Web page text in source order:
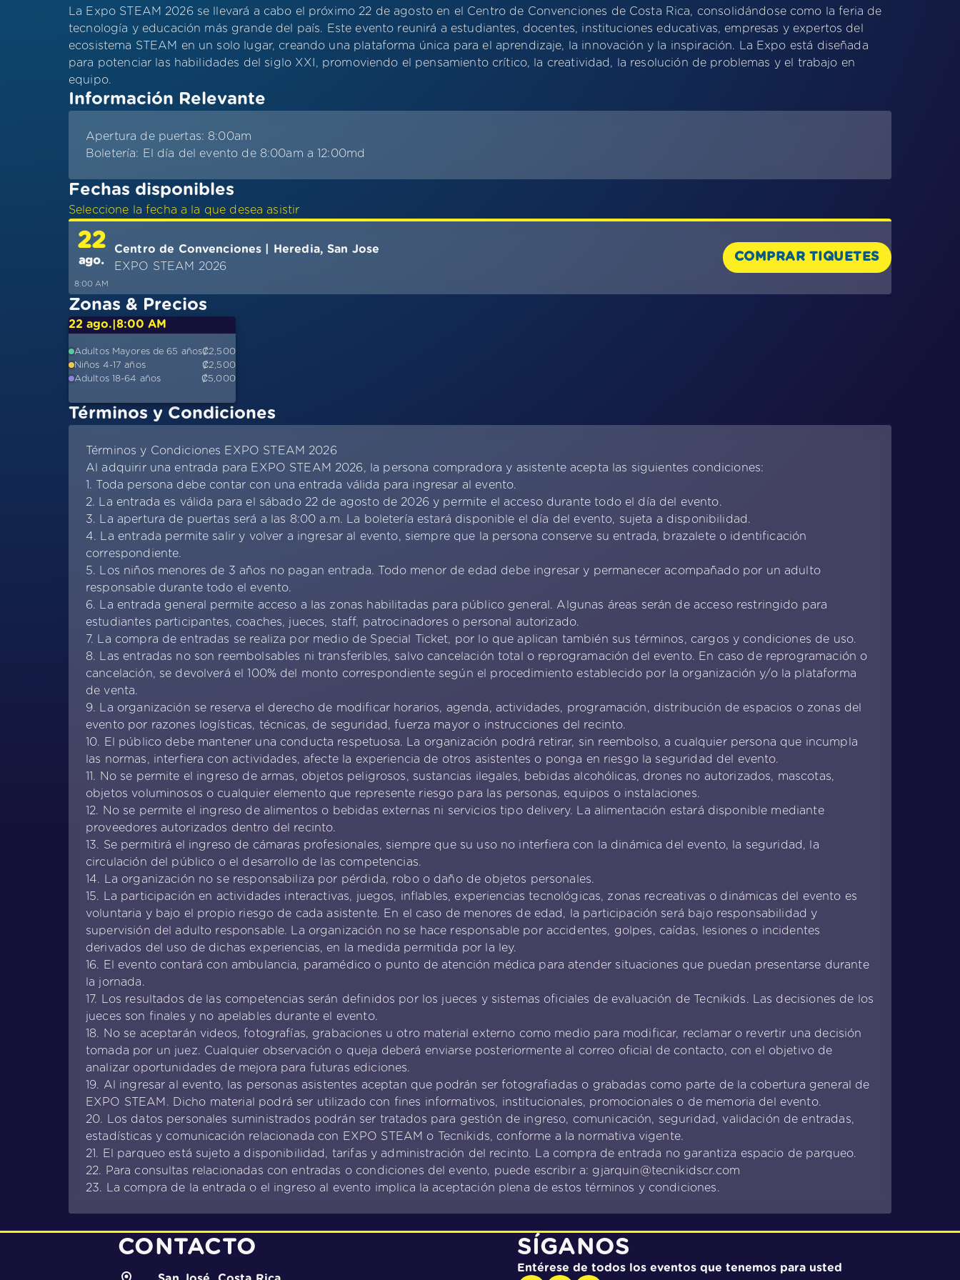
La Expo STEAM 2026 se llevará a cabo el próximo 22 de agosto en el Centro de Convenciones de Costa Rica, consolidándose como la feria de
tecnología y educación más grande del país. Este evento reunirá a estudiantes, docentes, instituciones educativas, empresas y expertos del
ecosistema STEAM en un solo lugar, creando una plataforma única para el aprendizaje, la innovación y la inspiración. La Expo está diseñada
para potenciar las habilidades del siglo XXI, promoviendo el pensamiento crítico, la creatividad, la resolución de problemas y el trabajo en
equipo.
Información Relevante
Apertura de puertas: 8:00am
Boletería: El día del evento de 8:00am a 12:00md
Fechas disponibles
Seleccione la fecha a la que desea asistir
22
ago.
8:00 AM
Centro de Convenciones | Heredia, San Jose
EXPO STEAM 2026
COMPRAR TIQUETES
Zonas & Precios
22 ago. |8:00 AM
Adultos Mayores de 65 años₡2,500
Niños 4-17 años
₡2,500
Adultos 18-64 años
₡5,000
Términos y Condiciones
Términos y Condiciones EXPO STEAM 2026
Al adquirir una entrada para EXPO STEAM 2026, la persona compradora y asistente acepta las siguientes condiciones:
1. Toda persona debe contar con una entrada válida para ingresar al evento.
2. La entrada es válida para el sábado 22 de agosto de 2026 y permite el acceso durante todo el día del evento.
3. La apertura de puertas será a las 8:00 a.m. La boletería estará disponible el día del evento, sujeta a disponibilidad.
4. La entrada permite salir y volver a ingresar al evento, siempre que la persona conserve su entrada, brazalete o identificación
correspondiente.
5. Los niños menores de 3 años no pagan entrada. Todo menor de edad debe ingresar y permanecer acompañado por un adulto
responsable durante todo el evento.
6. La entrada general permite acceso a las zonas habilitadas para público general. Algunas áreas serán de acceso restringido para
estudiantes participantes, coaches, jueces, staff, patrocinadores o personal autorizado.
7. La compra de entradas se realiza por medio de Special Ticket, por lo que aplican también sus términos, cargos y condiciones de uso.
8. Las entradas no son reembolsables ni transferibles, salvo cancelación total o reprogramación del evento. En caso de reprogramación o
cancelación, se devolverá el 100% del monto correspondiente según el procedimiento establecido por la organización y/o la plataforma
de venta.
9. La organización se reserva el derecho de modificar horarios, agenda, actividades, programación, distribución de espacios o zonas del
evento por razones logísticas, técnicas, de seguridad, fuerza mayor o instrucciones del recinto.
10. El público debe mantener una conducta respetuosa. La organización podrá retirar, sin reembolso, a cualquier persona que incumpla
las normas, interfiera con actividades, afecte la experiencia de otros asistentes o ponga en riesgo la seguridad del evento.
11. No se permite el ingreso de armas, objetos peligrosos, sustancias ilegales, bebidas alcohólicas, drones no autorizados, mascotas,
objetos voluminosos o cualquier elemento que represente riesgo para las personas, equipos o instalaciones.
12. No se permite el ingreso de alimentos o bebidas externas ni servicios tipo delivery. La alimentación estará disponible mediante
proveedores autorizados dentro del recinto.
13. Se permitirá el ingreso de cámaras profesionales, siempre que su uso no interfiera con la dinámica del evento, la seguridad, la
circulación del público o el desarrollo de las competencias.
14. La organización no se responsabiliza por pérdida, robo o daño de objetos personales.
15. La participación en actividades interactivas, juegos, inflables, experiencias tecnológicas, zonas recreativas o dinámicas del evento es
voluntaria y bajo el propio riesgo de cada asistente. En el caso de menores de edad, la participación será bajo responsabilidad y
supervisión del adulto responsable. La organización no se hace responsable por accidentes, golpes, caídas, lesiones o incidentes
derivados del uso de dichas experiencias, en la medida permitida por la ley.
16. El evento contará con ambulancia, paramédico o punto de atención médica para atender situaciones que puedan presentarse durante
la jornada.
17. Los resultados de las competencias serán definidos por los jueces y sistemas oficiales de evaluación de Tecnikids. Las decisiones de los
jueces son finales y no apelables durante el evento.
18. No se aceptarán videos, fotografías, grabaciones u otro material externo como medio para modificar, reclamar o revertir una decisión
tomada por un juez. Cualquier observación o queja deberá enviarse posteriormente al correo oficial de contacto, con el objetivo de
analizar oportunidades de mejora para futuras ediciones.
19. Al ingresar al evento, las personas asistentes aceptan que podrán ser fotografiadas o grabadas como parte de la cobertura general de
EXPO STEAM. Dicho material podrá ser utilizado con fines informativos, institucionales, promocionales o de memoria del evento.
20. Los datos personales suministrados podrán ser tratados para gestión de ingreso, comunicación, seguridad, validación de entradas,
estadísticas y comunicación relacionada con EXPO STEAM o Tecnikids, conforme a la normativa vigente.
21. El parqueo está sujeto a disponibilidad, tarifas y administración del recinto. La compra de entrada no garantiza espacio de parqueo.
22. Para consultas relacionadas con entradas o condiciones del evento, puede escribir a: gjarquin@tecnikidscr.com
23. La compra de la entrada o el ingreso al evento implica la aceptación plena de estos términos y condiciones.
CONTACTO SÍGANOS
Entérese de todos los eventos que tenemos para usted